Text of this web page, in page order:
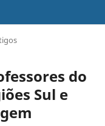
do
Sul e